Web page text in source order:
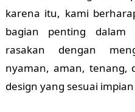
karena itu, kami
bagian penting dalam
rasakan dengan
nyaman, aman, tenang,
design yang sesuai